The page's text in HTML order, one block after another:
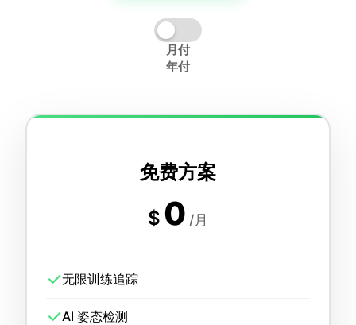
月付
年付
免费方案
$ 0 /月
无限训练追踪
AI 姿态检测